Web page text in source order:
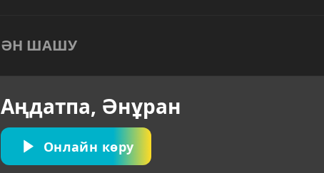
ӘН ШАШУ
Аңдатпа, Әнұран
Онлайн көру